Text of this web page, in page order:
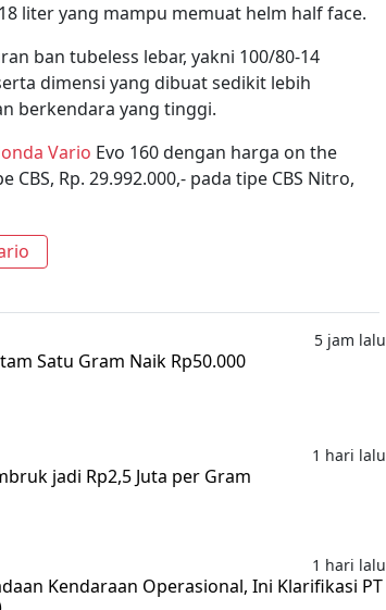
liter yang mampu memuat helm half face.
ban tubeless lebar, yakni 100/80-14
dimensi yang dibuat sedikit lebih
berkendara yang tinggi.
Vario Evo 160 dengan harga on the
CBS, Rp. 29.992.000,- pada tipe CBS Nitro,
5 jam lalu
Satu Gram Naik Rp50.000
1 hari lalu
jadi Rp2,5 Juta per Gram
1 hari lalu
Kendaraan Operasional, Ini Klarifikasi PT